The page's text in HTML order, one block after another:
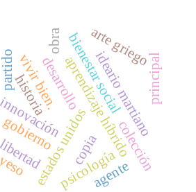
aprendizaje híbrido
psicología
bienestar social
estados unidos
historia
vivir bien. ideario martiano
desarrollo
gobierno
partido
arte griego
colección
copia
obra
principal
agente